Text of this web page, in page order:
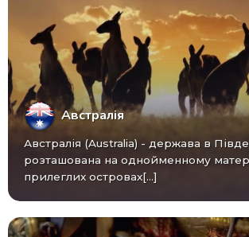
Австралія
Австралія (Australia) - ​​держава в Південній півкулі,
розташована на однойменному
прилеглих островах[...]